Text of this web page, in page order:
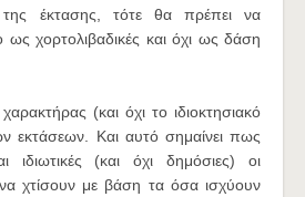
της έκτασης, τότε θα πρέπει να
ως χορτολιβαδικές και όχι ως δάση
(και όχι το ιδιοκτησιακό
εκτάσεων. Και αυτό σημαίνει πως
ιδιωτικές (και όχι δημόσιες) οι
χτίσουν με βάση τα όσα ισχύουν